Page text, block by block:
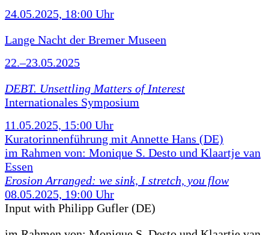
24.05.2025, 18:00 Uhr
Lange Nacht der Bremer Museen
22.–23.05.2025
DEBT. Unsettling Matters of Interest
Internationales Symposium
11.05.2025, 15:00 Uhr
Kuratorinnenführung mit Annette Hans (DE)
im Rahmen von: Monique S. Desto und Klaartje van
Essen
Erosion Arranged: we sink, I stretch, you flow
08.05.2025, 19:00 Uhr
Input with Philipp Gufler (DE)